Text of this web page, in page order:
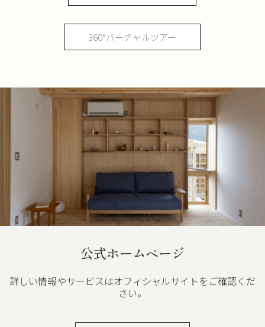
360°バーチャルツアー
公式ホームページ
詳しい情報やサービスはオフィシャルサイトをご確認くだ
さい。